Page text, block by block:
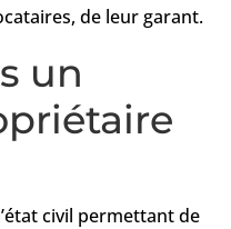
de leur garant.
un
civil permettant de